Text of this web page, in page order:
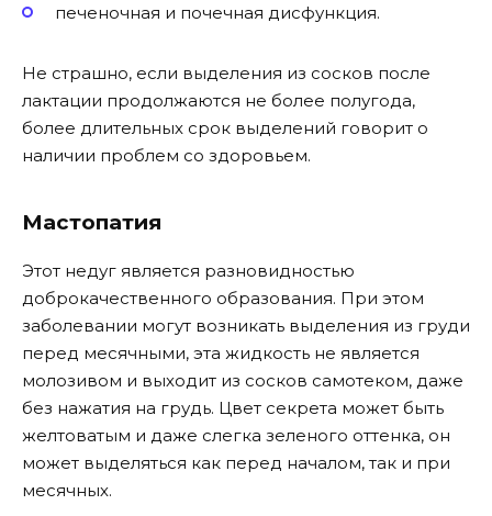
печеночная и почечная дисфункция.
Не страшно, если выделения из сосков после
лактации продолжаются не более полугода,
более длительных срок выделений говорит о
наличии проблем со здоровьем.
Мастопатия
Этот недуг является разновидностью
доброкачественного образования. При этом
заболевании могут возникать выделения из груди
перед месячными, эта жидкость не является
молозивом и выходит из сосков самотеком, даже
без нажатия на грудь. Цвет секрета может быть
желтоватым и даже слегка зеленого оттенка, он
может выделяться как перед началом, так и при
месячных.